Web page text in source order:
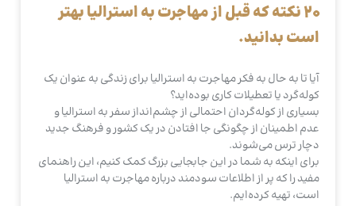
20 نکته که قبل از مهاجرت به استرالیا بهتر
است بدانید.
آیا تا به حال به فکر مهاجرت به استرالیا برای زندگی به عنوان یک
کوله‌گرد یا تعطیلات کاری بوده‌اید؟
بسیاری از کوله‌گردان احتمالی از چشم‌انداز سفر به استرالیا و
عدم اطمینان از چگونگی جا افتادن در یک کشور و فرهنگ جدید
دچار ترس می‌شوند.
برای اینکه به شما در این جابجایی بزرگ کمک کنیم، این راهنمای
مفید را که پر از اطلاعات سودمند درباره مهاجرت به استرالیا
است، تهیه کرده‌ایم.